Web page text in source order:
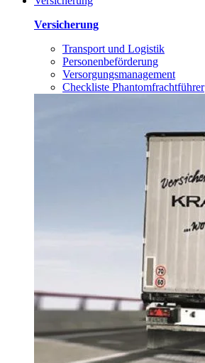
Versicherung
Transport und Logistik
Personenbeförderung
Versorgungsmanagement
Checkliste Phantomfrachtführer